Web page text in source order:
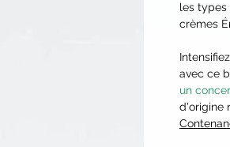
les types
crèmes
avec ce
un
d'origine